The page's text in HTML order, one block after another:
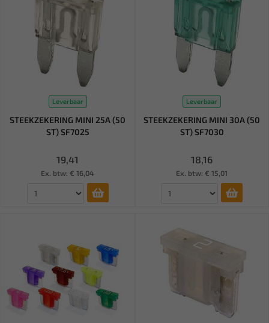
Leverbaar
STEEKZEKERING MINI 25A (50
ST) SF7025
19,41
Ex. btw: € 16,04
Leverbaar
STEEKZEKERING MINI 30A (50
ST) SF7030
18,16
Ex. btw: € 15,01